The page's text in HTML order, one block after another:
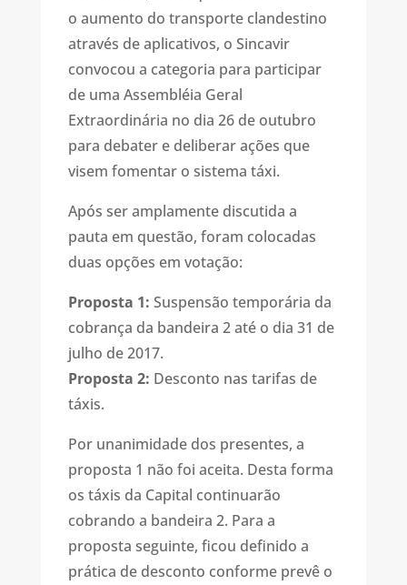
o aumento do transporte clandestino
através de aplicativos, o Sincavir
convocou a categoria para participar
de uma Assembléia Geral
Extraordinária no dia 26 de outubro
para debater e deliberar ações que
visem fomentar o sistema táxi.
Após ser amplamente discutida a
pauta em questão, foram colocadas
duas opções em votação:
Proposta 1: Suspensão temporária da
cobrança da bandeira 2 até o dia 31 de
julho de 2017.
Proposta 2: Desconto nas tarifas de
táxis.
Por unanimidade dos presentes, a
proposta 1 não foi aceita. Desta forma
os táxis da Capital continuarão
cobrando a bandeira 2. Para a
proposta seguinte, ficou definido a
prática de desconto conforme prevê o